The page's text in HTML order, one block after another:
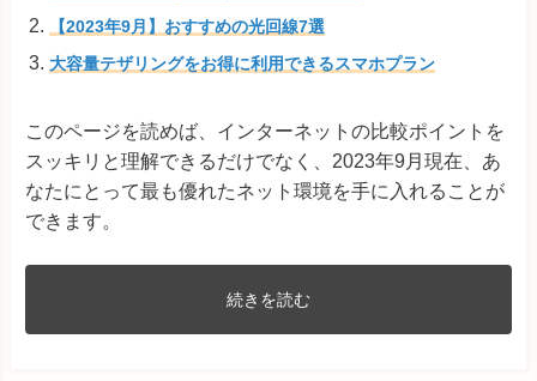
【2023年9月】おすすめの光回線7選
大容量テザリングをお得に利用できるスマホプラン
このページを読めば、インターネットの比較ポイントを
スッキリと理解できるだけでなく、2023年9月現在、あ
なたにとって最も優れたネット環境を手に入れることが
できます。
続きを読む